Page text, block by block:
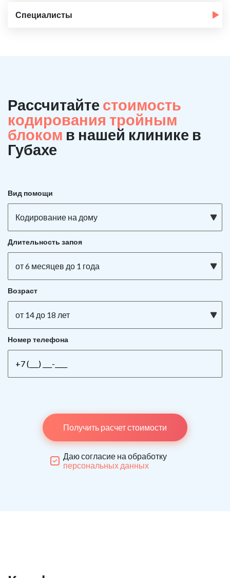
Специалисты
Рассчитайте стоимость
кодирования тройным
блоком в нашей клинике в
Губахе
Вид помощи
Кодирование на дому
Длительность запоя
от 6 месяцев до 1 года
Возраст
от 14 до 18 лет
Номер телефона
Получить расчет стоимости
Даю согласие на обработку
персональных данных